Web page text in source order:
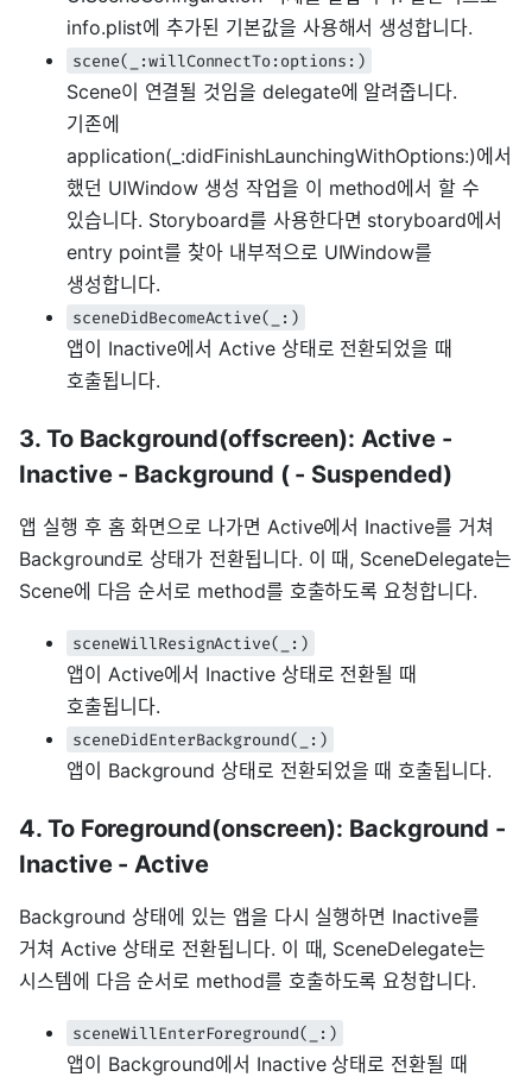
info.plist에 추가된 기본값을 사용해서 생성합니다.
scene(_:willConnectTo:options:)
Scene이 연결될 것임을 delegate에 알려줍니다.
기존에
application(_:didFinishLaunchingWithOptions:)에서
했던 UIWindow 생성 작업을 이 method에서 할 수
있습니다. Storyboard를 사용한다면 storyboard에서
entry point를 찾아 내부적으로 UIWindow를
생성합니다.
sceneDidBecomeActive(_:)
앱이 Inactive에서 Active 상태로 전환되었을 때
호출됩니다.
3. To Background(offscreen): Active -
Inactive - Background ( - Suspended)
앱 실행 후 홈 화면으로 나가면 Active에서 Inactive를 거쳐
Background로 상태가 전환됩니다. 이 때, SceneDelegate는
Scene에 다음 순서로 method를 호출하도록 요청합니다.
sceneWillResignActive(_:)
앱이 Active에서 Inactive 상태로 전환될 때
호출됩니다.
sceneDidEnterBackground(_:)
앱이 Background 상태로 전환되었을 때 호출됩니다.
4. To Foreground(onscreen): Background -
Inactive - Active
Background 상태에 있는 앱을 다시 실행하면 Inactive를
거쳐 Active 상태로 전환됩니다. 이 때, SceneDelegate는
시스템에 다음 순서로 method를 호출하도록 요청합니다.
sceneWillEnterForeground(_:)
앱이 Background에서 Inactive 상태로 전환될 때